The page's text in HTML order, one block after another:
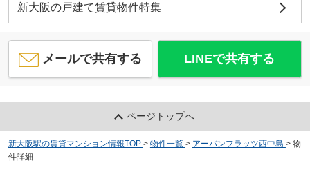
新大阪の戸建て賃貸物件特集
メールで共有する LINEで共有する
ページトップへ
新大阪駅の賃貸マンション情報TOP > 物件一覧 > アーバンフラッツ西中島 > 物
件詳細